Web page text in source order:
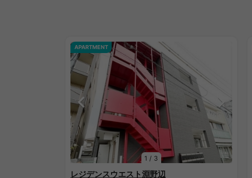
1 / 3
APARTMENT
レジデンスウエスト淵野辺